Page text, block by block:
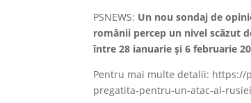
PSNEWS: Un nou sondaj de
românii percep un nivel scăzut
între 28 ianuarie și 6 februarie
Pentru mai multe detalii: https://
pregatita-pentru-un-atac-al-